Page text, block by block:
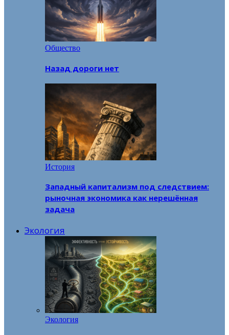
Общество
Назад дороги нет
История
Западный капитализм под следствием:
рыночная экономика как нерешённая
задача
Экология
Экология